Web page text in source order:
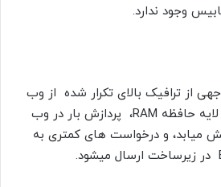
وجود ندارد.
از ترافیک بالای تکرار شده از وب
سرورها و پایگاه داده به لایه حافظه RAM، پردازش بار در وب
میابد، و درخواست های کمتری به